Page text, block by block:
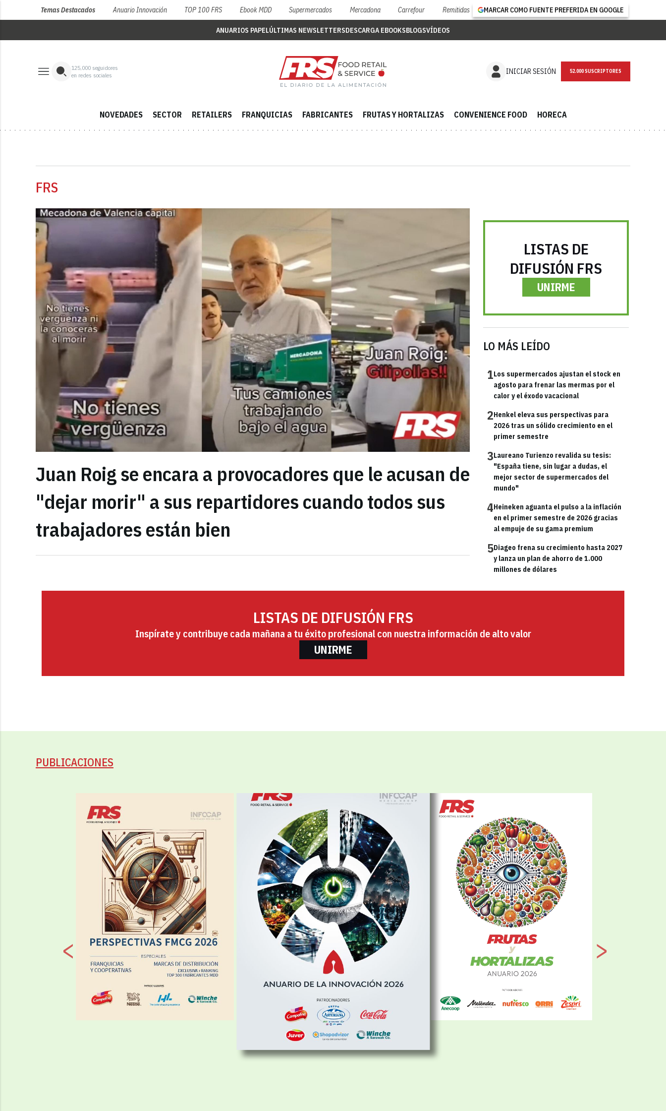
Temas Destacados Anuario Innovación TOP 100 FRS Ebook MDD Supermercados Mercadona Carrefour Remitidas MARCAR COMO FUENTE PREFERIDA EN GOOGLE
ANUARIOS PAPELÚLTIMAS NEWSLETTERSDESCARGA EBOOKSBLOGSVÍDEOS
125,000 seguidores
en redes sociales
INICIAR SESIÓN NEWSLETTER
NOVEDADES SECTOR RETAILERS FRANQUICIAS FABRICANTES FRUTAS Y HORTALIZAS CONVENIENCE FOOD HORECA
FRS
Juan Roig se encara a provocadores que le acusan de
"dejar morir" a sus repartidores cuando todos sus
trabajadores están bien
LISTAS DE
DIFUSIÓN FRS
UNIRME
LO MÁS LEÍDO
1Los supermercados ajustan el stock en
agosto para frenar las mermas por el
calor y el éxodo vacacional
2Henkel eleva sus perspectivas para
2026 tras un sólido crecimiento en el
primer semestre
3Laureano Turienzo revalida su tesis:
"España tiene, sin lugar a dudas, el
mejor sector de supermercados del
mundo"
4Heineken aguanta el pulso a la inflación
en el primer semestre de 2026 gracias
al empuje de su gama premium
5Diageo frena su crecimiento hasta 2027
y lanza un plan de ahorro de 1.000
millones de dólares
LISTAS DE DIFUSIÓN FRS
Inspírate y contribuye cada mañana a tu éxito profesional con nuestra información de alto valor
UNIRME
PUBLICACIONES